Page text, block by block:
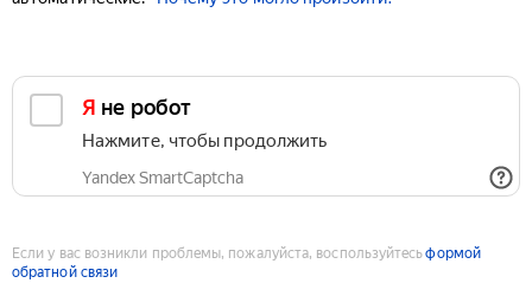
Я не робот
Нажмите, чтобы продолжить
Yandex SmartCaptcha
Если у вас возникли проблемы, пожалуйста, воспользуйтесьформой
обратной связи